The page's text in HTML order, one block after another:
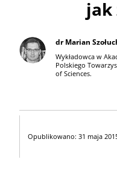
jak
dr Marian
Wykładowca w
Polskiego
of Sciences.
Opublikowano: 31 maja